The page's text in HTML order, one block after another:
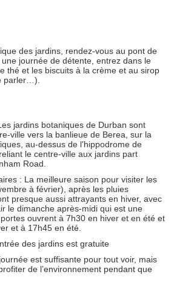
des jardins, rendez-vous au pont de
journée de détente, entrez dans le
thé et les biscuits à la crème et au sirop
parler…).
jardins botaniques de Durban sont
ville vers la banlieue de Berea, sur la
au-dessus de l’hippodrome de
le centre-ville aux jardins part
Road.
: La meilleure saison pour visiter les
à février), après les pluies
presque aussi attrayants en hiver, avec
le dimanche après-midi qui est une
ouvrent à 7h30 en hiver et en été et
et à 17h45 en été.
des jardins est gratuite
est suffisante pour tout voir, mais
de l’environnement pendant que